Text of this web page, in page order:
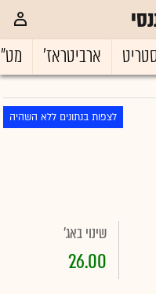
ארביטראז'
לצפות בנתונים ללא השהיה
שינוי באג'
26.00